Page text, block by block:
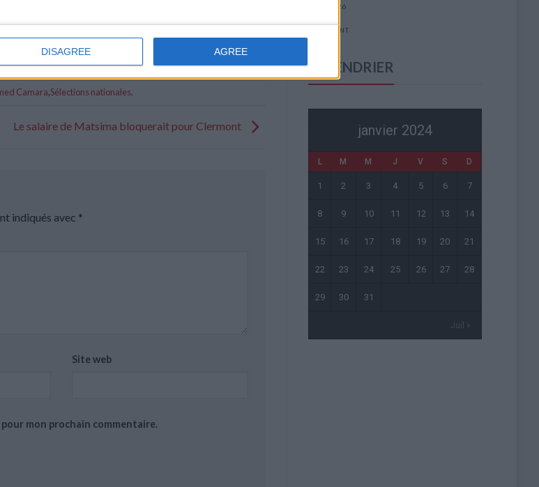
DISAGREE AGREE
Camara,Sélections nationales.
Le salaire de Matsima bloquerait pour Clermont
indiqués avec *
Site web
mon prochain commentaire.
6 août 2026
1 COMMENT
CALENDRIER
janvier 2024
L M M J V S D
Juil »
1 2 3 4 5 6 7
8 9 10 11 12 13 14
15 16 17 18 19 20 21
22 23 24 25 26 27 28
29 30 31